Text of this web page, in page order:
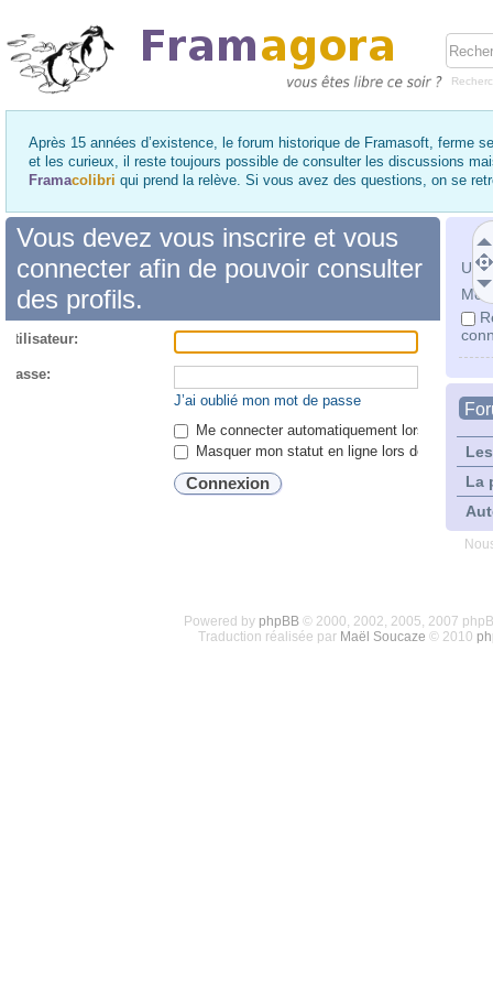
Après 15 années d’existence, le forum historique de Framasoft, ferme
et les curieux, il reste toujours possible de consulter les discussions
Framacolibri qui prend la relève. Si vous avez des questions, on se
Mot
La
Vous devez vous inscrire et vous
connecter afin de pouvoir consulter
des profils.
passe:
J’ai oublié mon mot de passe
Me connecter automatiquement lors de
Masquer mon statut en ligne lors de cette
Powered by phpBB© 2000, 2002, 2005, 2007
Traduction réalisée par Maël Soucaze © 2010